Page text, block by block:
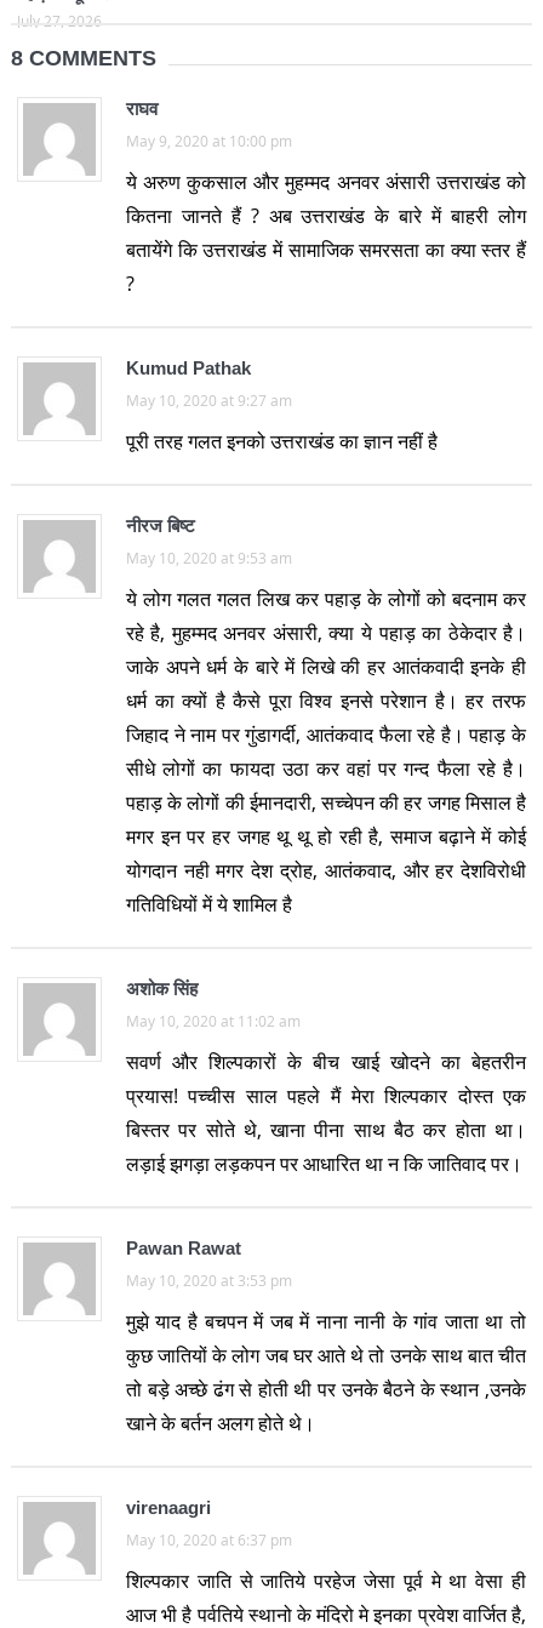
July 27, 2026
8 COMMENTS
राघव
May 9, 2020 at 10:00 pm
ये अरुण कुकसाल और मुहम्मद अनवर अंसारी उत्तराखंड को
कितना जानते हैं ? अब उत्तराखंड के बारे में बाहरी लोग
बतायेंगे कि उत्तराखंड में सामाजिक समरसता का क्या स्तर हैं
?
Kumud Pathak
May 10, 2020 at 9:27 am
पूरी तरह गलत इनको उत्तराखंड का ज्ञान नहीं है
नीरज बिष्ट
May 10, 2020 at 9:53 am
ये लोग गलत गलत लिख कर पहाड़ के लोगों को बदनाम कर
रहे है, मुहम्मद अनवर अंसारी, क्या ये पहाड़ का ठेकेदार है।
जाके अपने धर्म के बारे में लिखे की हर आतंकवादी इनके ही
धर्म का क्यों है कैसे पूरा विश्व इनसे परेशान है। हर तरफ
जिहाद ने नाम पर गुंडागर्दी, आतंकवाद फैला रहे है। पहाड़ के
सीधे लोगों का फायदा उठा कर वहां पर गन्द फैला रहे है।
पहाड़ के लोगों की ईमानदारी, सच्चेपन की हर जगह मिसाल है
मगर इन पर हर जगह थू थू हो रही है, समाज बढ़ाने में कोई
योगदान नही मगर देश द्रोह, आतंकवाद, और हर देशविरोधी
गतिविधियों में ये शामिल है
अशोक सिंह
May 10, 2020 at 11:02 am
सवर्ण और शिल्पकारों के बीच खाई खोदने का बेहतरीन
प्रयास! पच्चीस साल पहले मैं मेरा शिल्पकार दोस्त एक
बिस्तर पर सोते थे, खाना पीना साथ बैठ कर होता था।
लड़ाई झगड़ा लड़कपन पर आधारित था न कि जातिवाद पर।
Pawan Rawat
May 10, 2020 at 3:53 pm
मुझे याद है बचपन में जब में नाना नानी के गांव जाता था तो
कुछ जातियों के लोग जब घर आते थे तो उनके साथ बात चीत
तो बड़े अच्छे ढंग से होती थी पर उनके बैठने के स्थान ,उनके
खाने के बर्तन अलग होते थे।
virenaagri
May 10, 2020 at 6:37 pm
शिल्पकार जाति से जातिये परहेज जेसा पूर्व मे था वेसा ही
आज भी है पर्वतिये स्थानो के मंदिरो मे इनका प्रवेश वार्जित है,